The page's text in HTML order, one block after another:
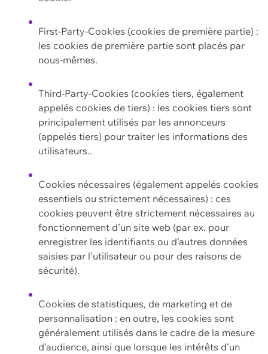
First-Party-Cookies (cookies de première partie) :
les cookies de première partie sont placés par
nous-mêmes.
Third-Party-Cookies (cookies tiers, également
appelés cookies de tiers) : les cookies tiers sont
principalement utilisés par les annonceurs
(appelés tiers) pour traiter les informations des
utilisateurs..
Cookies nécessaires (également appelés cookies
essentiels ou strictement nécessaires) : ces
cookies peuvent être strictement nécessaires au
fonctionnement d'un site web (par ex. pour
enregistrer les identifiants ou d'autres données
saisies par l'utilisateur ou pour des raisons de
sécurité).
Cookies de statistiques, de marketing et de
personnalisation : en outre, les cookies sont
généralement utilisés dans le cadre de la mesure
d'audience, ainsi que lorsque les intérêts d'un